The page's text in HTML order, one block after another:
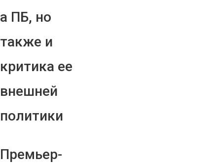
а ПБ, но
также и
критика ее
внешней
политики
Премьер-